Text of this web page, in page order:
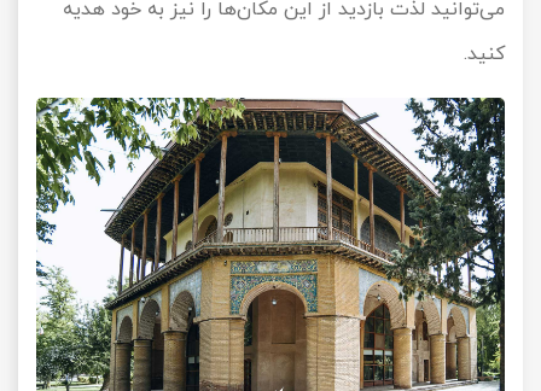
می‌توانید لذت بازدید از این مکان‌ها را نیز به خود هدیه
کنید.